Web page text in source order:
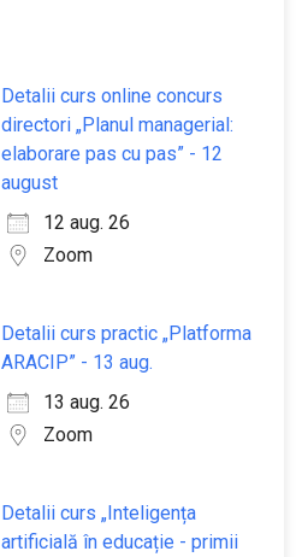
Detalii curs online concurs
directori „Planul managerial:
elaborare pas cu pas” - 12
august
12 aug. 26
Zoom
Detalii curs practic „Platforma
ARACIP” - 13 aug.
13 aug. 26
Zoom
Detalii curs „Inteligența
artificială în educație - primii